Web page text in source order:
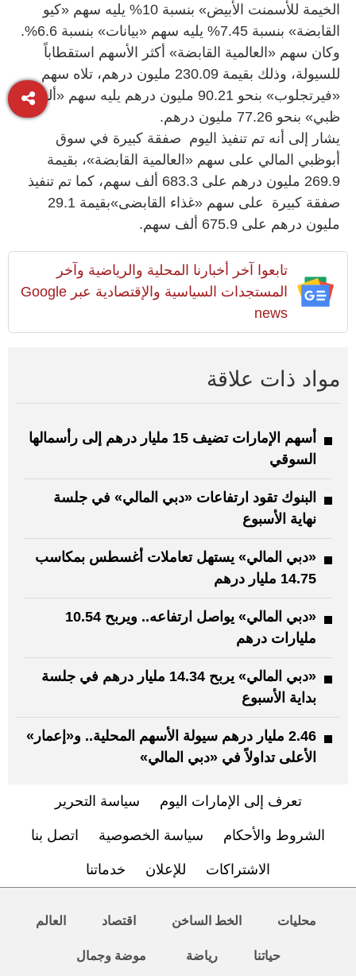
الخيمة للأسمنت الأبيض» بنسبة 10% يليه سهم «كيو
القابضة» بنسبة 7.45% يليه سهم «بيانات» بنسبة 6.6%.
وكان سهم «العالمية القابضة» أكثر الأسهم استقطاباً
للسيولة، وذلك بقيمة 230.09 مليون درهم، تلاه سهم
«فيرتجلوب» بنحو 90.21 مليون درهم يليه سهم «ألفا
ظبي» بنحو 77.26 مليون درهم.
يشار إلى أنه تم تنفيذ اليوم صفقة كبيرة في سوق
أبوظبي المالي على سهم «العالمية القابضة»، بقيمة
269.9 مليون درهم على 683.3 ألف سهم، كما تم تنفيذ
صفقة كبيرة على سهم «غذاء القابضى»بقيمة 29.1
مليون درهم على 675.9 ألف سهم.
تابعوا آخر أخبارنا المحلية والرياضية وآخر
المستجدات السياسية والإقتصادية عبر Google
news
مواد ذات علاقة
أسهم الإمارات تضيف 15 مليار درهم إلى رأسمالها
السوقي
البنوك تقود ارتفاعات «دبي المالي» في جلسة
نهاية الأسبوع
«دبي المالي» يستهل تعاملات أغسطس بمكاسب
14.75 مليار درهم
«دبي المالي» يواصل ارتفاعه.. ويربح 10.54
مليارات درهم
«دبي المالي» يربح 14.34 مليار درهم في جلسة
بداية الأسبوع
2.46 مليار درهم سيولة الأسهم المحلية.. و«إعمار»
الأعلى تداولاً في «دبي المالي»
تعرف إلى الإمارات اليوم سياسة التحرير
الشروط والأحكام سياسة الخصوصية اتصل بنا
الاشتراكات للإعلان خدماتنا
محليات الخط الساخن اقتصاد العالم
حياتنا رياضة موضة وجمال